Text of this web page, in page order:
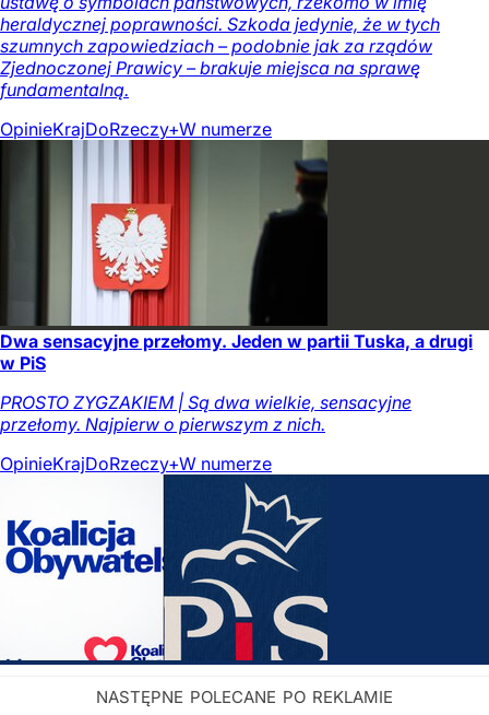
heraldycznej poprawności. Szkoda jedynie, że w tych
szumnych zapowiedziach – podobnie jak za rządów
Zjednoczonej Prawicy – brakuje miejsca na sprawę
fundamentalną.
OpinieKrajDoRzeczy+W numerze
Dwa sensacyjne przełomy. Jeden w partii Tuska, a drugi
w PiS
PROSTO ZYGZAKIEM | Są dwa wielkie, sensacyjne
przełomy. Najpierw o pierwszym z nich.
OpinieKrajDoRzeczy+W numerze